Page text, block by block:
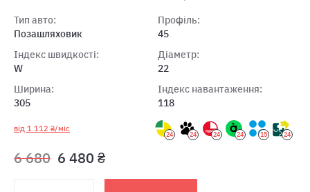
Тип авто:
Позашляховик
Індекс швидкості:
W
Ширина:
305
Профіль:
45
Діаметр:
22
Індекс навантаження:
118
від 1 112 ₴/міс
24 24 24 24 15 24
6 680 6 480 ₴